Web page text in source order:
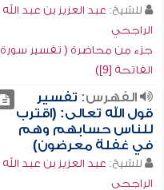
للشيخ: عبد العزيز بن عبد الله
الراجحي
جزء من محاضرة ( تفسير سورة
الفاتحة [9])
الفهرس: تفسير
قول الله تعالى: (اقترب
للناس حسابهم وهم
في غفلة معرضون)
للشيخ: عبد العزيز بن عبد الله
الراجحي